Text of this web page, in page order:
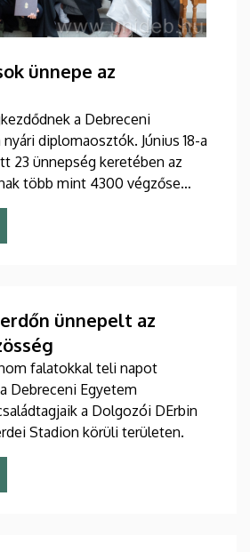
ünnepe az
a Debreceni
diplomaosztók. Június 18-a
23 ünnepség keretében az
több mint 4300 végzőse
ünnepelt az
falatokkal teli napot
Debreceni Egyetem
a Dolgozói DErbin
Stadion körüli területen.